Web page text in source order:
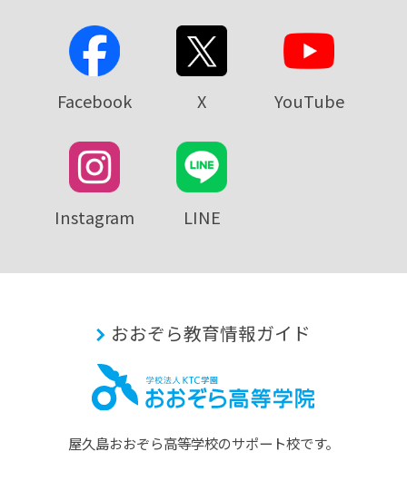
Facebook X YouTube
Instagram LINE
おおぞら教育情報ガイド
屋久島おおぞら⾼等学校のサポート校です。